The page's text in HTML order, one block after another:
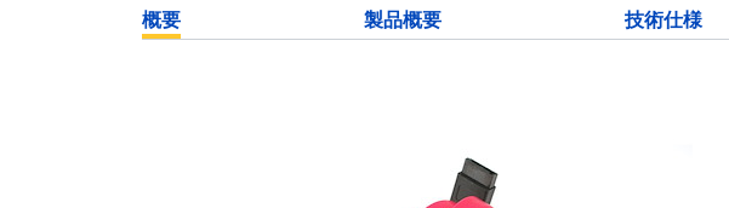
概要 製品概要 技術仕様